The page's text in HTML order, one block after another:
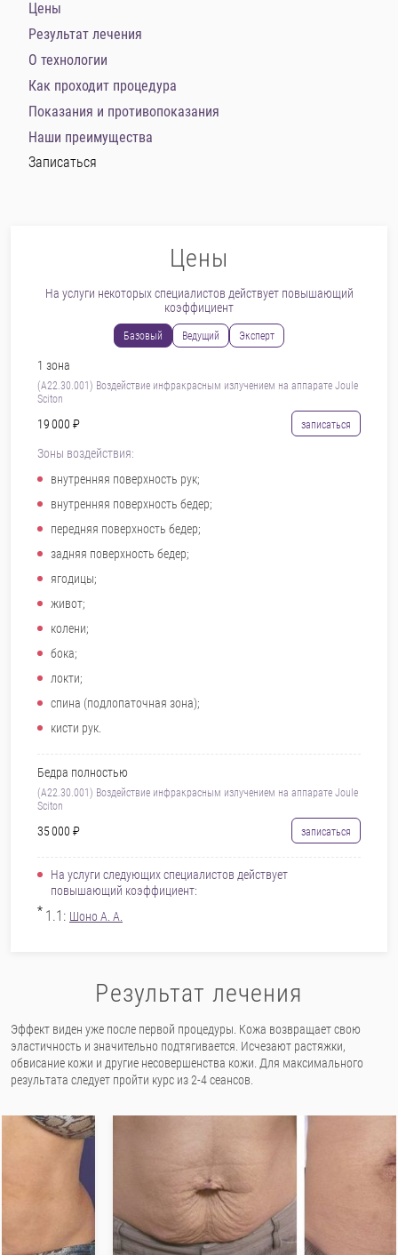
Цены
Результат лечения
О технологии
Как проходит процедура
Показания и противопоказания
Наши преимущества
Записаться
Цены
На услуги некоторых специалистов действует повышающий
коэффициент
Базовый Ведущий Эксперт
1 зона
(А22.30.001) Воздействие инфракрасным излучением на аппарате Joule
Sciton
19 000 ₽ записаться
Зоны воздействия:
внутренняя поверхность рук;
внутренняя поверхность бедер;
передняя поверхность бедер;
задняя поверхность бедер;
ягодицы;
живот;
колени;
бока;
локти;
спина (подлопаточная зона);
кисти рук.
Бедра полностью
(А22.30.001) Воздействие инфракрасным излучением на аппарате Joule
Sciton
35 000 ₽ записаться
На услуги следующих специалистов действует
повышающий коэффициент:
* 1.1: Шоно А. А.
Результат лечения
Эффект виден уже после первой процедуры. Кожа возвращает свою
эластичность и значительно подтягивается. Исчезают растяжки,
обвисание кожи и другие несовершенства кожи. Для максимального
результата следует пройти курс из 2-4 сеансов.